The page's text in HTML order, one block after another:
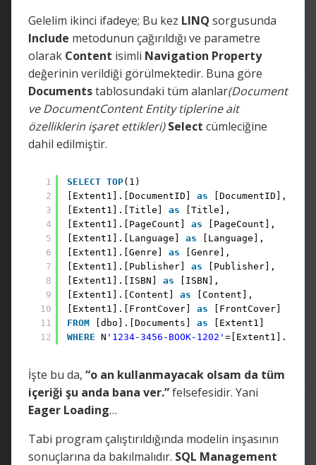
Gelelim ikinci ifadeye; Bu kez LINQ sorgusunda
Include metodunun çağırıldığı ve parametre
olarak Content isimli Navigation Property
değerinin verildiği görülmektedir. Buna göre
Documentstablosundaki tüm alanlar(Document
ve DocumentContent Entity tiplerine ait
özelliklerin işaret ettikleri) Select cümleciğine
dahil edilmiştir.
1
2
3
4
5
6
7
8
9
10
11
12
SELECT TOP(1)
[Extent1].[DocumentID] as
[DocumentID],
[Extent1].[Title] as
[Title],
[Extent1].[PageCount] as
[PageCount],
[Extent1].[Language] as
[Language],
[Extent1].[Genre] as
[Genre],
[Extent1].[Publisher] as
[Publisher],
[Extent1].[ISBN] as
[ISBN],
[Extent1].[Content] as
[Content],
[Extent1].[FrontCover] as
[FrontCover]
FROM
[dbo].[Documents] as
[Extent1]
WHERE N '1234-3456-BOOK-1202'
İşte bu da, “o an kullanmayacak olsam da tüm
içeriği şu anda bana ver.”felsefesidir. Yani
Eager Loading…
Tabi program çalıştırıldığında modelin inşasının
sonuçlarına da bakılmalıdır. SQL Management